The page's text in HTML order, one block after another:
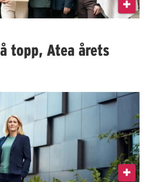
topp, Atea årets